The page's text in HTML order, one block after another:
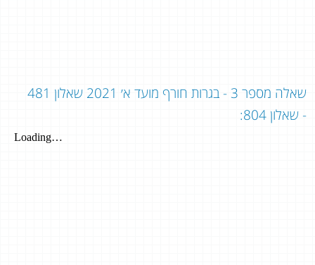
שאלה מספר 3 - בגרות חורף מועד א׳ 2021 שאלון 481
- שאלון 804: